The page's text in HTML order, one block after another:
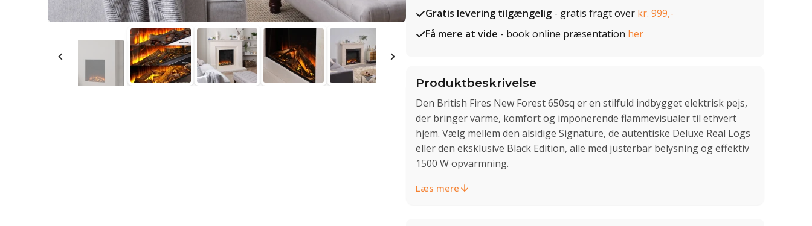
Gratis levering tilgængelig - gratis fragt over kr. 999,-
Få mere at vide - book online præsentation her
Produktbeskrivelse
Den British Fires New Forest 650sq er en stilfuld indbygget elektrisk pejs,
der bringer varme, komfort og imponerende flammevisualer til ethvert
hjem. Vælg mellem den alsidige Signature, de autentiske Deluxe Real Logs
eller den eksklusive Black Edition, alle med justerbar belysning og effektiv
1500 W opvarmning.
Læs mere